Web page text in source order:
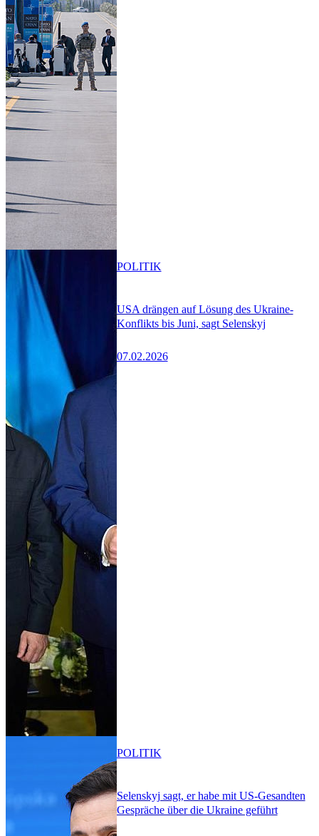
USA drängen auf Lösung des Ukraine-
Konflikts bis Juni, sagt Selenskyj
07.02.2026
POLITIK
Selenskyj sagt, er habe mit US-Gesandten
Gespräche über die Ukraine geführt
POLITIK